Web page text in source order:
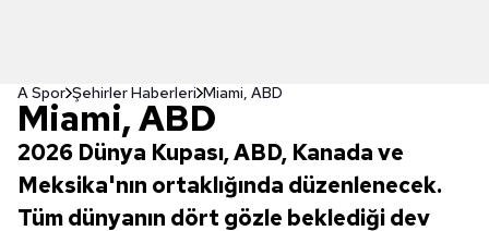
A Spor Şehirler Haberleri Miami, ABD
Miami, ABD
2026 Dünya Kupası, ABD, Kanada ve
Meksika'nın ortaklığında düzenlenecek.
Tüm dünyanın dört gözle beklediği dev